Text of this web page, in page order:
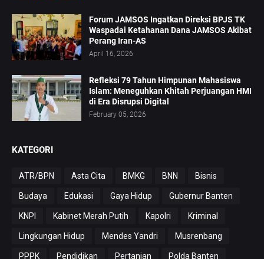
Forum JAMSOS Ingatkan Direksi BPJS TK
Waspadai Ketahanan Dana JAMSOS Akibat
Perang Iran-AS
April 16, 2026
Refleksi 79 Tahun Himpunan Mahasiswa
Islam: Meneguhkan Khitah Perjuangan HMI
di Era Disrupsi Digital
February 05, 2026
KATEGORI
ATR/BPN Asta Cita BMKG BNN Bisnis
Budaya Edukasi Gaya Hidup Gubernur Banten
KNPI Kabinet Merah Putih Kapolri Kriminal
Lingkungan Hidup Mendes Yandri Musrenbang
PPPK Pendidikan Pertanian Polda Banten